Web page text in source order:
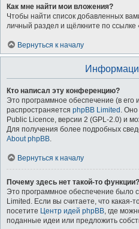
Как мне найти мои вложения?
Чтобы найти список добавленных
личный раздел и щёлкните по
Вернуться к началу
Кто написал эту конференцию?
Это программное обеспечение (в его
распространяется phpBB Limited . Оно
Public Licence, версии 2 (GPL-2.0) и
Для получения более подробных
About phpBB.
Вернуться к началу
Почему здесь нет такой-то функции?
Это программное обеспечение было
Limited. Если вы считаете, что
посетите Центр идей phpBB, где
поданные идеи или предложить